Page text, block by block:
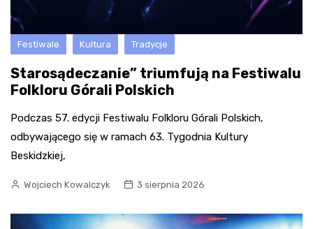
Festiwale Kultura Tradycje
Starosądeczanie” triumfują na Festiwalu
Folkloru Górali Polskich
Podczas 57. edycji Festiwalu Folkloru Górali Polskich,
odbywającego się w ramach 63. Tygodnia Kultury
Beskidzkiej,
Wojciech Kowalczyk 3 sierpnia 2026